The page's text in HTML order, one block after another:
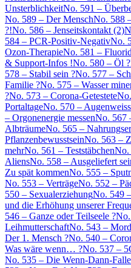
UnsterblichkeitNo. 591 –
No. 589 – Der MenschNo. 588
?!No. 586 – Jenseitskontakt (2)
584 – PCR-Positiv-NegativNo.
Ozon-TherapieNo. 581 – Fluorid
& Support-Infos !No. 580 – Öl ?
578 – Stabil sein ?No. 577 –
Familie ?No. 575 – Wasser
?No. 573 – Corona-Getestete
PortaltageNo. 570 – Augenweiss
– Orgonenergie messenNo. 567
AlbträumeNo. 565 –
PflanzenbewusstseinNo. 563 –
mehrNo. 561 – TeststäbchenNo.
AliensNo. 558 – Ausgeliefert
Zu spät kommenNo. 555 –
No. 553 – VerträgeNo. 552 –
550 – SexualerziehungNo. 549
und die Erhöhung unserer
546 – Ganze oder Teilseele ?
LeihmutterschaftNo. 543 –
Der 1. Mensch ?No. 540 –
Was wäre wenn… ?No. 537 –
No. 535 – Die Wenn-Dann-Falle